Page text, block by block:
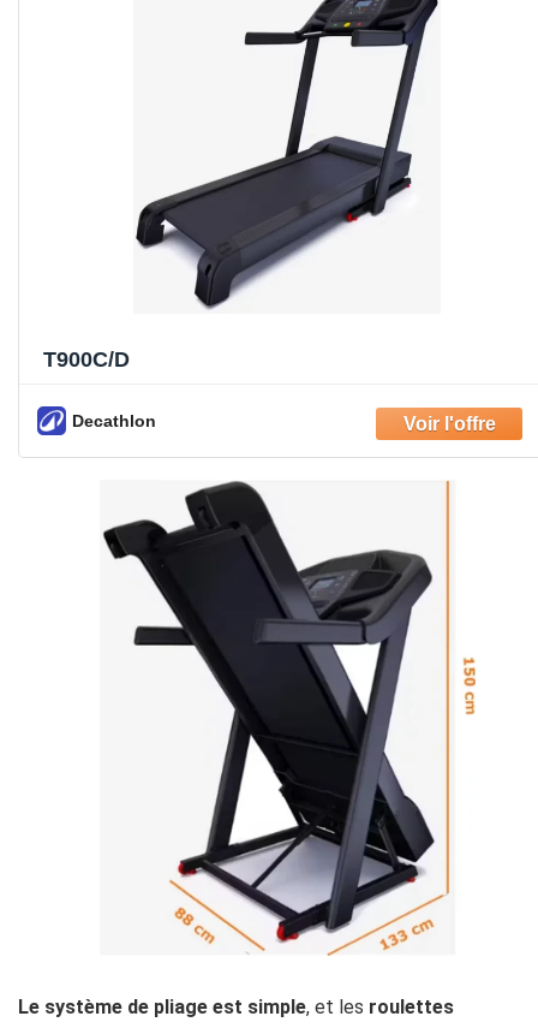
T900C/D
Decathlon
Le système de pliage est simple, et les roulettes